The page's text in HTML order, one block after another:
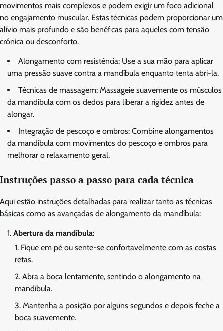
movimentos mais complexos e podem exigir um foco adicional
no engajamento muscular. Estas técnicas podem proporcionar um
alívio mais profundo e são benéficas para aqueles com tensão
crónica ou desconforto.
Alongamento com resistência: Use a sua mão para aplicar
uma pressão suave contra a mandíbula enquanto tenta abri-la.
Técnicas de massagem: Massageie suavemente os músculos
da mandíbula com os dedos para liberar a rigidez antes de
alongar.
Integração de pescoço e ombros: Combine alongamentos
da mandíbula com movimentos do pescoço e ombros para
melhorar o relaxamento geral.
Instruções passo a passo para cada técnica
Aqui estão instruções detalhadas para realizar tanto as técnicas
básicas como as avançadas de alongamento da mandíbula:
Abertura da mandíbula:
Fique em pé ou sente-se confortavelmente com as costas
retas.
Abra a boca lentamente, sentindo o alongamento na
mandíbula.
Mantenha a posição por alguns segundos e depois feche a
boca suavemente.